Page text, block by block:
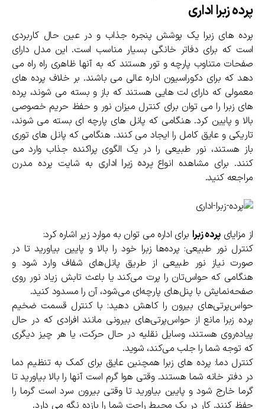
پرده زبرا اداری
پرده های زبرا یک پوشش پنجره جذاب و در عین حال کاربردی
است که برای دفاتر خانگی بسیار مناسب است. این مدل دارای
صفحات متناوب پارچه و تور هستند که به آنها ظاهری راه راه می
دهد که برای دکوراسیون اداره عالی می باشند. بر خلاف پرده های
معمولی که دارای لت هایی هستند که باز و بسته می شوند، پرده
های زبرا را می توان برای کنترل میزان نور و حفظ حریم خصوصی
بالا و پایین کرد. هنگامی که پانل های پارچه ای بسته می شوند،
تاریکی و عایق کامل را ایجاد می کنند. هنگامی که پانل های توری
باز هستند، نور طبیعی را در یک الگوی پراکنده جذاب وارد می
کنند. برای مشاهده انواع پرده زبرا اداری به شایت پرده مدرن
مراجعه کنید.
از مزایای پرده زبرا برای اداره می توان به موارد زیر اشاره کرد:
کنترل نور طبیعی: پرده‌ها زبرا خود را بالا و پایین بیاورید تا در
صورت نیاز نور طبیعی از طریق پانل‌های شفاف وارد شود و
هنگامی که حواس‌تان را پرت می‌کند یا باعث تابش زیاد نور روی
صفحه‌نمایش با پنل‌های پارچه‌ای می‌شود، آن را مسدود کنید.
حواس‌پرتی‌های بیرون را کاهش دهید: با کنترل قسمت ضخیم
پرده زبرا مانع از حواس‌پرتی‌های بیرونی مانند افرادی که در حال
پیاده‌روی هستند، وسایل نقلیه در حال حرکت، یا هر چیز دیگری
که توجه شما را جلب می‌کند، شوید.
کنترل دما: پرده های زبرا همچنین عایق برای کمک به تنظیم دما
در دفتر خانه شما هستند. وقتی هوا گرم است آنها را بالا بیاورید تا
گرما خارج شود و پایین بیاورید تا وقتی بیرون سرد است گرما را
حفظ کنند. کار در یک محیط راحت شما را بازده نگه می دارد.